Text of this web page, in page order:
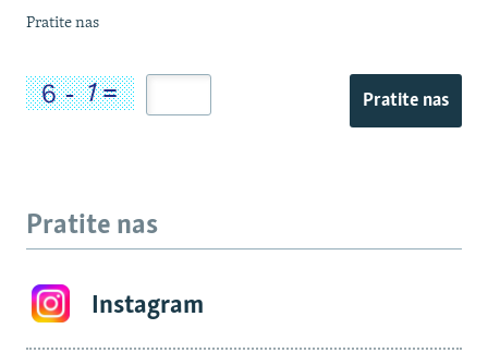
Pratite nas
Pratite nas
Pratite nas
Instagram